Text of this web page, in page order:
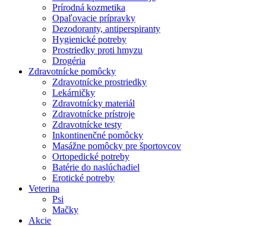
Prírodná kozmetika
Opaľovacie prípravky
Dezodoranty, antiperspiranty
Hygienické potreby
Prostriedky proti hmyzu
Drogéria
Zdravotnícke pomôcky
Zdravotnícke prostriedky
Lekárničky
Zdravotnícky materiál
Zdravotnícke prístroje
Zdravotnícke testy
Inkontinenčné pomôcky
Masážne pomôcky pre športovcov
Ortopedické potreby
Batérie do naslúchadiel
Erotické potreby
Veterina
Psi
Mačky
Akcie